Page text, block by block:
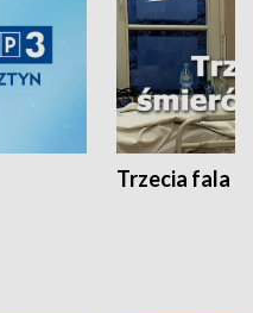
Trzecia fala -